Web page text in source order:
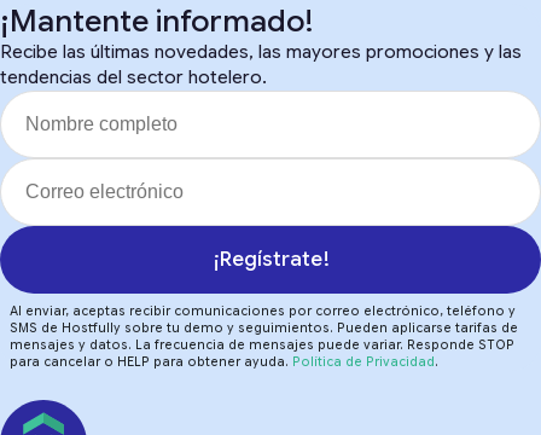
¡Mantente informado!
Recibe las últimas novedades, las mayores promociones y las
tendencias del sector hotelero.
¡Regístrate!
Al enviar, aceptas recibir comunicaciones por correo electrónico, teléfono y
SMS de Hostfully sobre tu demo y seguimientos. Pueden aplicarse tarifas de
mensajes y datos. La frecuencia de mensajes puede variar. Responde STOP
para cancelar o HELP para obtener ayuda. Política de Privacidad.